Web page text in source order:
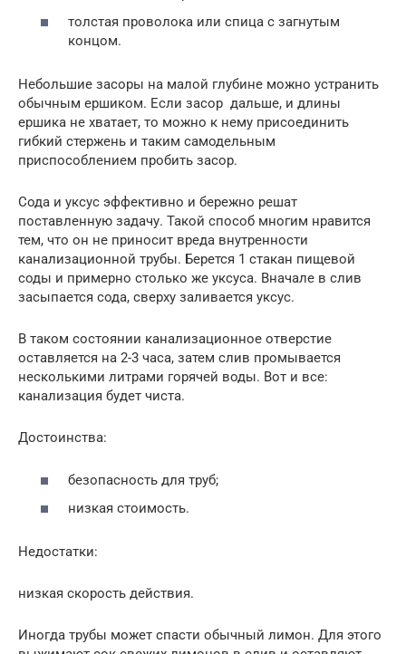
толстая проволока или спица с загнутым
концом.
Небольшие засоры на малой глубине можно устранить
обычным ершиком. Если засор дальше, и длины
ершика не хватает, то можно к нему присоединить
гибкий стержень и таким самодельным
приспособлением пробить засор.
Сода и уксус эффективно и бережно решат
поставленную задачу. Такой способ многим нравится
тем, что он не приносит вреда внутренности
канализационной трубы. Берется 1 стакан пищевой
соды и примерно столько же уксуса. Вначале в слив
засыпается сода, сверху заливается уксус.
В таком состоянии канализационное отверстие
оставляется на 2-3 часа, затем слив промывается
несколькими литрами горячей воды. Вот и все:
канализация будет чиста.
Достоинства:
безопасность для труб;
низкая стоимость.
Недостатки:
низкая скорость действия.
Иногда трубы может спасти обычный лимон. Для этого